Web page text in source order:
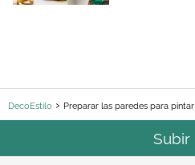
DecoEstilo Preparar las paredes para pintar
Subir